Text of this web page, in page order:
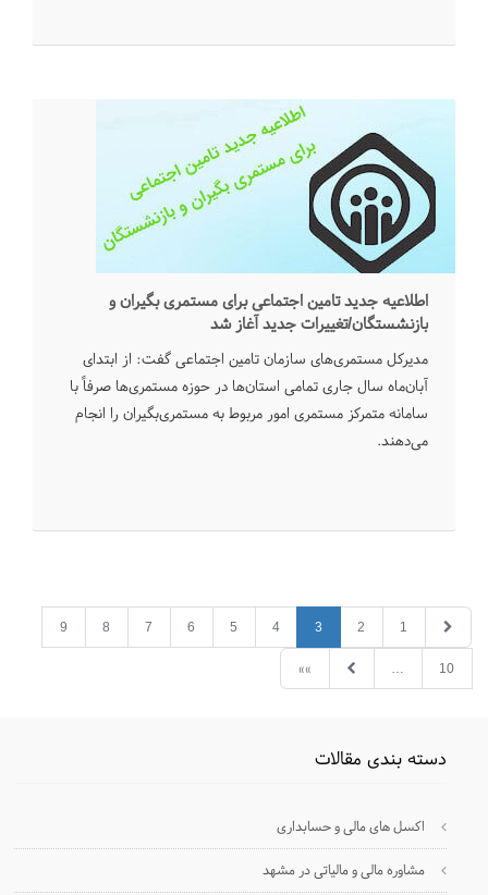
اطلاعیه جدید تامین اجتماعی برای مستمری بگیران و
بازنشستگان/تغییرات جدید آغاز شد
مدیرکل مستمری‌های سازمان تامین اجتماعی گفت: از ابتدای
آبان‌ماه سال جاری تمامی استان‌ها در حوزه مستمری‌ها صرفاً با
سامانه متمرکز مستمری امور مربوط به مستمری‌بگیران را انجام
می‌دهند.
1
2
3
4
5
6
7
8
9
10
…
»»
دسته بندی مقالات
اکسل های مالی و حسابداری
مشاوره مالی و مالیاتی در مشهد